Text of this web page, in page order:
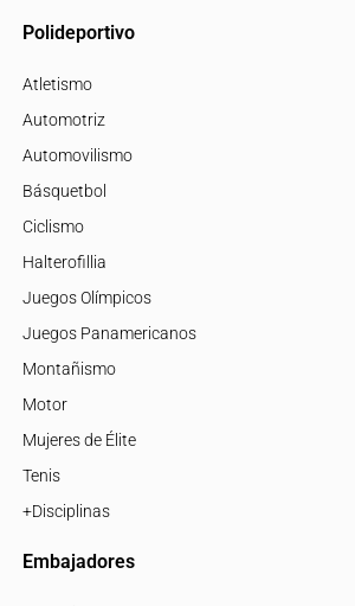
Polideportivo
Atletismo
Automotriz
Automovilismo
Básquetbol
Ciclismo
Halterofillia
Juegos Olímpicos
Juegos Panamericanos
Montañismo
Motor
Mujeres de Élite
Tenis
+Disciplinas
Embajadores